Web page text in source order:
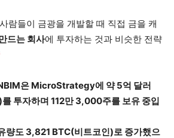
람들이 금광을 개발할 때 직접 금을 캐
드는 회사에 투자하는 것과 비슷한 전략
은 MicroStrategy에 약 5억 달러
투자하며 112만 3,000주를 보유 중입
량도 3,821 BTC(비트코인)로 증가했으